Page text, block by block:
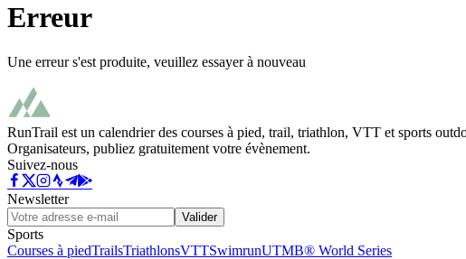
Erreur
Une erreur s'est produite, veuillez essayer à nouveau
RunTrail est un calendrier des courses à pied, trail, triathlon, VTT et sports
Organisateurs, publiez gratuitement votre évènement.
Suivez-nous
Newsletter
Valider
Sports
Courses à piedTrailsTriathlonsVTTSwimrunUTMB® World Series